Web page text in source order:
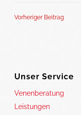
Vorheriger Beitrag
Unser Service
Venenberatung
Leistungen